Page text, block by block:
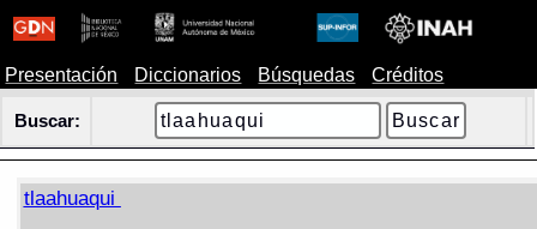
Presentación Diccionarios Búsquedas Créditos
Buscar:
tlaahuaqui